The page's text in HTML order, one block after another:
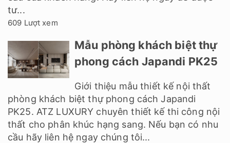
tư...
609 Lượt xem
Mẫu phòng khách biệt thự
phong cách Japandi PK25
Giới thiệu mẫu thiết kế nội thất
phòng khách biệt thự phong cách Japandi
PK25. ATZ LUXURY chuyên thiết kế thi công nội
thất cho phân khúc hạng sang. Nếu bạn có nhu
cầu hãy liên hệ ngay chúng tôi...